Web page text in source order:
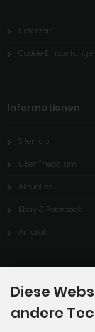
Lieferzeit
Cookie
Informationen
Sitemap
Über Theodium
Aktuelles
Ebay & Facebook
Ankauf
Diese
andere